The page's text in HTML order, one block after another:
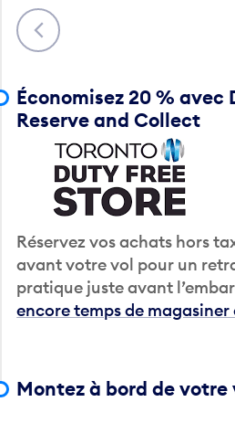
Précédent
Économisez 20 % avec
Reserve and Collect
Réservez vos achats hors
avant votre vol pour un
pratique juste avant
encore temps de magasiner
Montez à bord de votre